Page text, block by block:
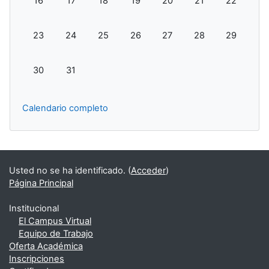
Sin eventos, domingo, 23 agosto
23 Sin eventos, lunes, 24 agosto
24 Sin eventos, martes, 25 agosto
25 Sin eventos, miércoles, 26 agosto
26 Sin eventos, jueves, 27
27 Sin eventos,
28 Sin
29
Sin eventos, domingo, 30 agosto
30 Sin eventos, lunes, 31 agosto
31
Calendario completo
Usted no se ha identificado. (Acceder)
Página Principal
Institucional
El Campus Virtual
Equipo de Trabajo
Oferta Académica
Inscripciones